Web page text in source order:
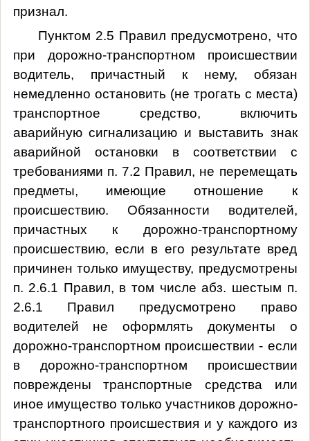
признал.
Пунктом 2.5 Правил предусмотрено, что
при дорожно-транспортном происшествии
водитель, причастный к нему, обязан
немедленно остановить (не трогать с места)
транспортное средство, включить
аварийную сигнализацию и выставить знак
аварийной остановки в соответствии с
требованиями п. 7.2 Правил, не перемещать
предметы, имеющие отношение к
происшествию. Обязанности водителей,
причастных к дорожно-транспортному
происшествию, если в его результате вред
причинен только имуществу, предусмотрены
п. 2.6.1 Правил, в том числе абз. шестым п.
2.6.1 Правил предусмотрено право
водителей не оформлять документы о
дорожно-транспортном происшествии - если
в дорожно-транспортном происшествии
повреждены транспортные средства или
иное имущество только участников дорожно-
транспортного происшествия и у каждого из